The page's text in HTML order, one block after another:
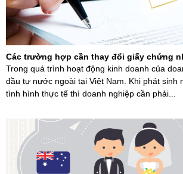
Các trường hợp cần thay đổi giấy chứng
Trong quá trình hoạt động kinh doanh của
đầu tư nước ngoài tại Việt Nam. Khi phát sinh
tình hình thực tế thì doanh nghiệp cần phải...